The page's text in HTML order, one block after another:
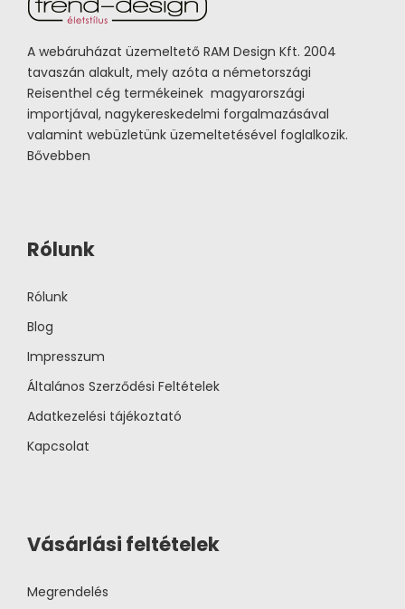
A webáruházat üzemeltető RAM Design Kft. 2004
tavaszán alakult, mely azóta a németországi
Reisenthel cég termékeinek magyarországi
importjával, nagykereskedelmi forgalmazásával
valamint webüzletünk üzemeltetésével foglalkozik.
Bővebben
Rólunk
Rólunk
Blog
Impresszum
Általános Szerződési Feltételek
Adatkezelési tájékoztató
Kapcsolat
Vásárlási feltételek
Megrendelés